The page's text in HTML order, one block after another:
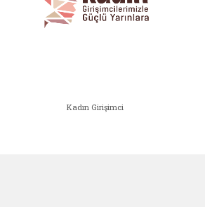
Kadın Girişimci